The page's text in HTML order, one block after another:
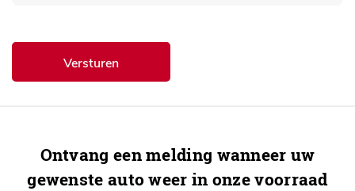
Versturen
Ontvang een melding wanneer uw
gewenste auto weer in onze voorraad